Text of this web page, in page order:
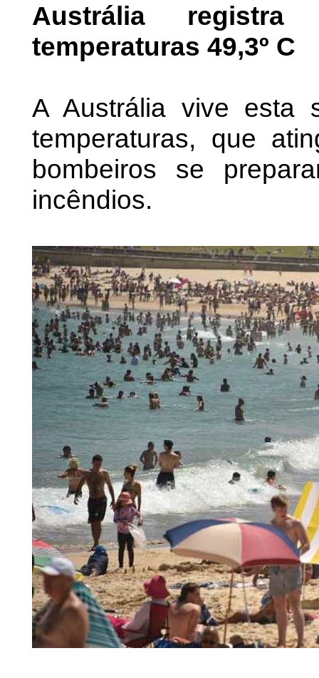
Austrália
temperaturas 49,3º C
A Austrália vive esta
temperaturas, que
bombeiros se
incêndios.